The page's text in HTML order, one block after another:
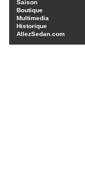
Saison
Boutique
Multimedia
Historique
AllezSedan.com